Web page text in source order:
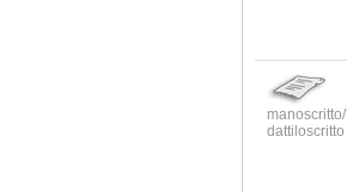
manoscritto/
dattiloscritto